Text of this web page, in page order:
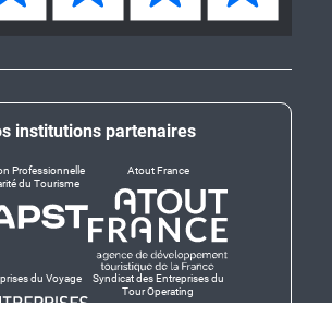
institutions partenaires
Professionnelle
du Tourisme
Atout France
du Voyage
Syndicat des Entreprises du
Tour Operating